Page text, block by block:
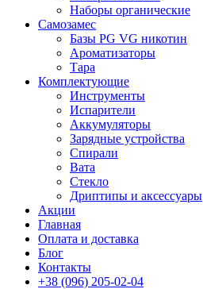
Наборы органические
Самозамес
Базы PG VG никотин
Ароматизаторы
Тара
Комплектующие
Инструменты
Испарители
Аккумуляторы
Зарядные устройства
Спирали
Вата
Стекло
Дриптипы и аксессуары
Акции
Главная
Оплата и доставка
Блог
Контакты
+38 (096) 205-02-04